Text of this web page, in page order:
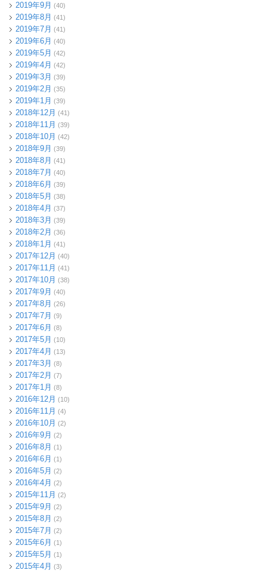
2019年9月 (40)
2019年8月 (41)
2019年7月 (41)
2019年6月 (40)
2019年5月 (42)
2019年4月 (42)
2019年3月 (39)
2019年2月 (35)
2019年1月 (39)
2018年12月 (41)
2018年11月 (39)
2018年10月 (42)
2018年9月 (39)
2018年8月 (41)
2018年7月 (40)
2018年6月 (39)
2018年5月 (38)
2018年4月 (37)
2018年3月 (39)
2018年2月 (36)
2018年1月 (41)
2017年12月 (40)
2017年11月 (41)
2017年10月 (38)
2017年9月 (40)
2017年8月 (26)
2017年7月 (9)
2017年6月 (8)
2017年5月 (10)
2017年4月 (13)
2017年3月 (8)
2017年2月 (7)
2017年1月 (8)
2016年12月 (10)
2016年11月 (4)
2016年10月 (2)
2016年9月 (2)
2016年8月 (1)
2016年6月 (1)
2016年5月 (2)
2016年4月 (2)
2015年11月 (2)
2015年9月 (2)
2015年8月 (2)
2015年7月 (2)
2015年6月 (1)
2015年5月 (1)
2015年4月 (3)